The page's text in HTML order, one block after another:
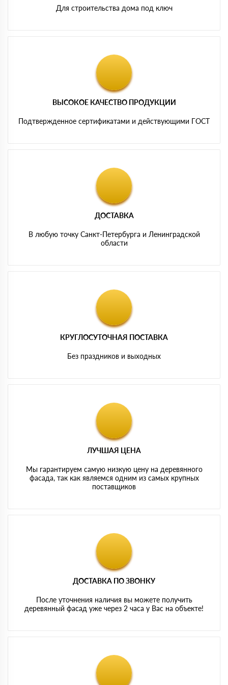
Для строительства дома под ключ
ВЫСОКОЕ КАЧЕСТВО ПРОДУКЦИИ
Подтвержденное сертификатами и действующими ГОСТ
ДОСТАВКА
В любую точку Санкт-Петербурга и Ленинградской
области
КРУГЛОСУТОЧНАЯ ПОСТАВКА
Без праздников и выходных
ЛУЧШАЯ ЦЕНА
Мы гарантируем самую низкую цену на деревянного
фасада, так как являемся одним из самых крупных
поставщиков
ДОСТАВКА ПО ЗВОНКУ
После уточнения наличия вы можете получить
деревянный фасад уже через 2 часа у Вас на объекте!